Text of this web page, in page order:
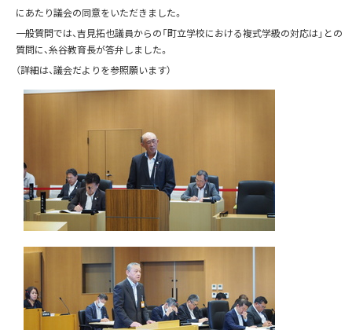
にあたり議会の同意をいただきました。
一般質問では、吉見拓也議員からの「町立学校における複式学級の対応は」との
質問に、糸谷教育長が答弁しました。
（詳細は、議会だよりを参照願います）